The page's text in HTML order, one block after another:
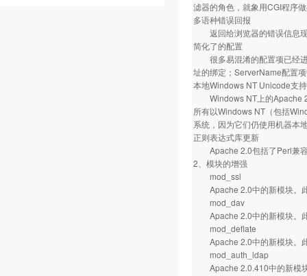
滤器的角色，就象用CGI程序
多语种错误回报
返回给浏览器的错误信息现
简化了的配置
很多易混淆的配置项已经进
址的绑定；ServerName配置
本地Windows NT Unicode支持
Windows NT上的Apache
所有以Windows NT（包括
系统，因为它们仍使用机器本
正则表达式库更新
Apache 2.0包括了Perl兼容
2、模块的增强
mod_ssl
Apache 2.0中的新模块。此
mod_dav
Apache 2.0中的新模块。此
mod_deflate
Apache 2.0中的新模块。此
mod_auth_ldap
Apache 2.0.410中的新模块